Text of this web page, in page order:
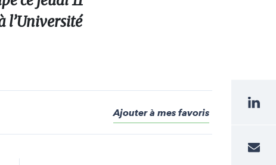
l’Université
Ajouter à mes favoris